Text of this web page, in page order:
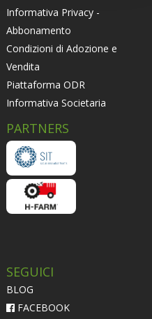
Informativa Privacy -
Abbonamento
Condizioni di Adozione e
Vendita
Piattaforma ODR
Informativa Societaria
PARTNERS
SEGUICI
BLOG
FACEBOOK